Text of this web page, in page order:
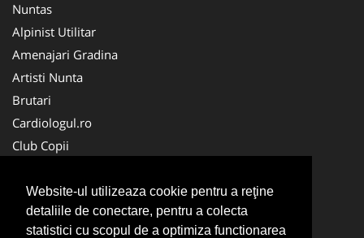
Website-ul utilizeaza cookie pentru a reţine
detaliile de conectare, pentru a colecta
statistici cu scopul de a optimiza functionarea
Nuntas
Alpinist Utilitar
Amenajari Gradina
Artisti Nunta
Brutari
Cardiologul.ro
Club Copii
Ambalaje Romania
Cabinet-Individual.ro